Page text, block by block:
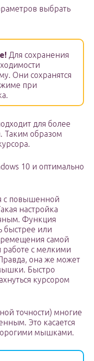
выбрать
Для сохранения
Они сохранятся
при
для более
Таким образом
10 и оптимально
с повышенной
настройка
Функция
быстрее или
самой
с мелкими
она же может
Быстро
курсором
точности) многие
Это касается
мышками.